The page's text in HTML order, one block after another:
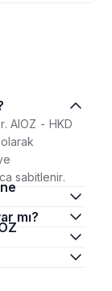
AIOZ - HKD
sabitlenir.
mı?